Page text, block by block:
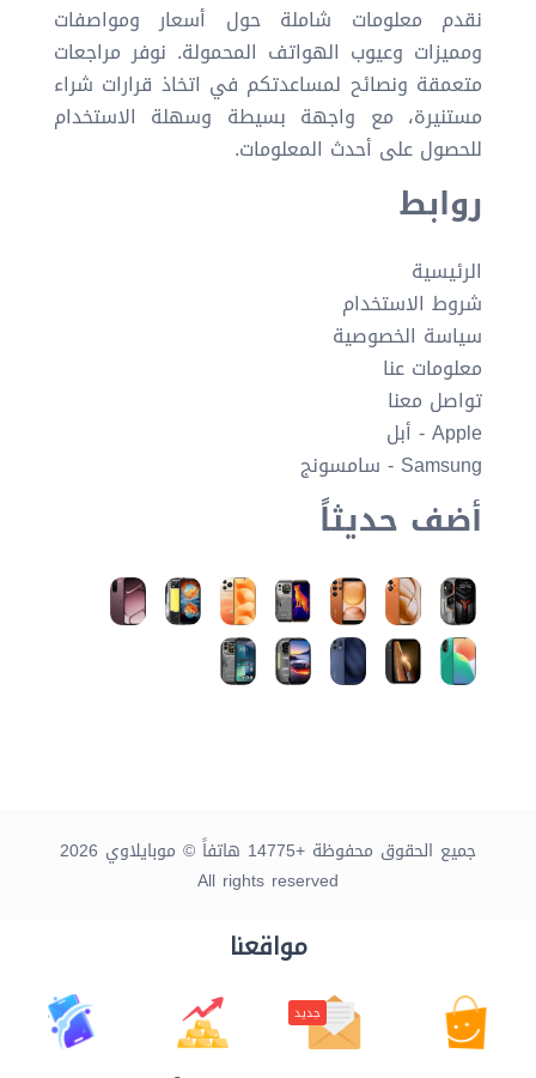
نقدم معلومات شاملة حول أسعار ومواصفات
ومميزات وعيوب الهواتف المحمولة. نوفر مراجعات
متعمقة ونصائح لمساعدتكم في اتخاذ قرارات شراء
مستنيرة، مع واجهة بسيطة وسهلة الاستخدام
للحصول على أحدث المعلومات.
روابط
الرئيسية
شروط الاستخدام
سياسة الخصوصية
معلومات عنا
تواصل معنا
Apple - أبل
Samsung - سامسونج
أضف حديثاً
جميع الحقوق محفوظة +14775 هاتفاً © موبايلاوي 2026
All rights reserved